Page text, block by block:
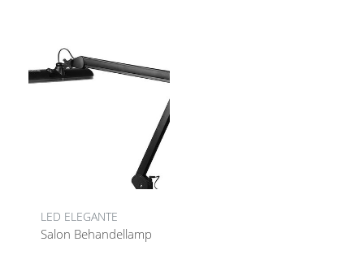
LED ELEGANTE
Salon Behandellamp